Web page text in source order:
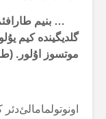
… بنیم
گلدیگیندە کیم
موتسوز اۇلور.